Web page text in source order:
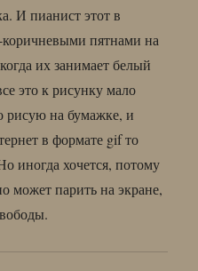
И пианист этот в
пятнами на
их занимает белый
это к рисунку мало
рисую на бумажке, и
в формате gif то
иногда хочется, потому
может парить на экране,